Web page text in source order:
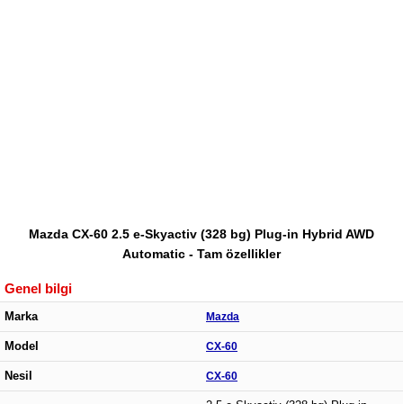
Mazda CX-60 2.5 e-Skyactiv (328 bg) Plug-in Hybrid AWD
Automatic - Tam özellikler
Genel bilgi
Marka Mazda
Model CX-60
Nesil CX-60